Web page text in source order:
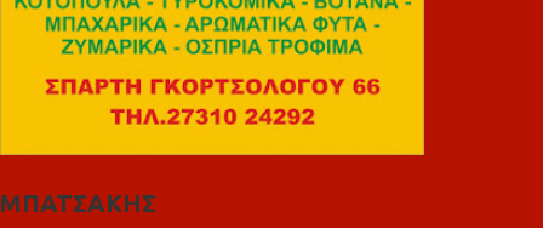
ΜΠΑΤΣΑΚΗΣ